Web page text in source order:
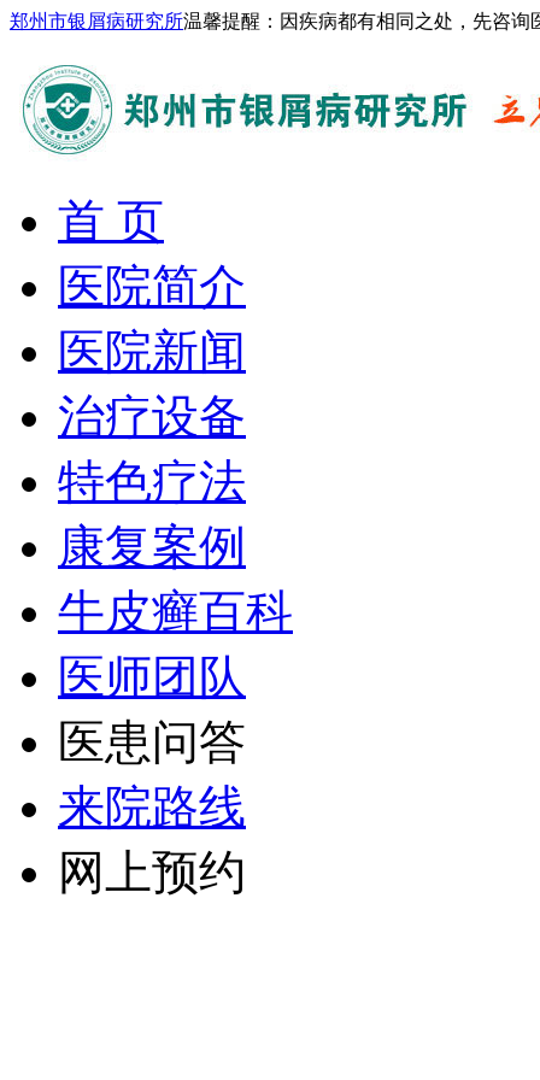
郑州市银屑病研究所温馨提醒：因疾病都有相同之处，先咨
首 页
医院简介
医院新闻
治疗设备
特色疗法
康复案例
牛皮癣百科
医师团队
医患问答
来院路线
网上预约